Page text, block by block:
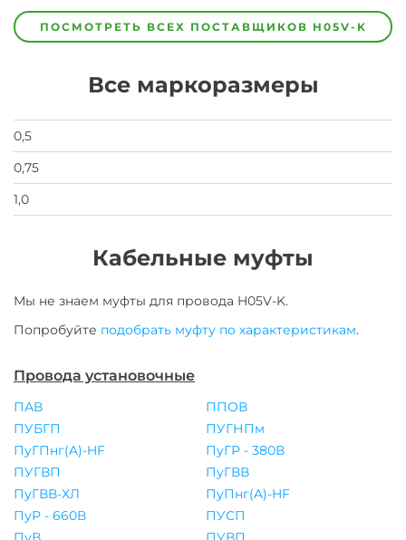
предпочел
скрыть
завод
ПОСМОТРЕТЬ ВСЕХ ПОСТАВЩИКОВ H05V-K
Все маркоразмеры
0,5
0,75
1,0
Кабельные муфты
Мы не знаем муфты для провода H05V-K.
Попробуйте подобрать муфту по характеристикам.
Провода установочные
ПАВ
ППОВ
ПУБГП
ПУГНПм
ПуГПнг(A)-HF
ПуГР - 380В
ПУГВП
ПуГВВ
ПуГВВ-ХЛ
ПуПнг(A)-HF
ПуР - 660В
ПУСП